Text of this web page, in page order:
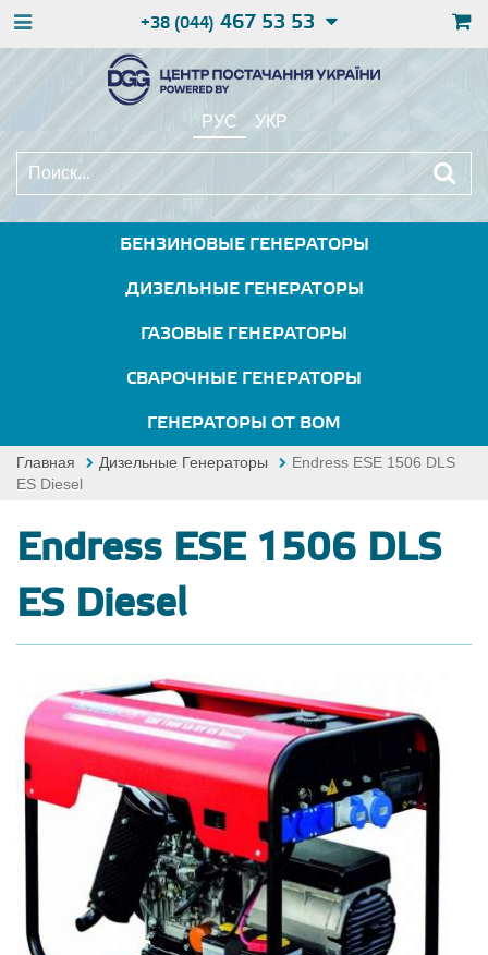
+38 (044) 467 53 53
РУС УКР
БЕНЗИНОВЫЕ ГЕНЕРАТОРЫ
ДИЗЕЛЬНЫЕ ГЕНЕРАТОРЫ
ГАЗОВЫЕ ГЕНЕРАТОРЫ
СВАРОЧНЫЕ ГЕНЕРАТОРЫ
ГЕНЕРАТОРЫ ОТ ВОМ
Главная Дизельные Генераторы
Endress ESE 1506 DLS
ES Diesel
Endress ESE 1506 DLS
ES Diesel